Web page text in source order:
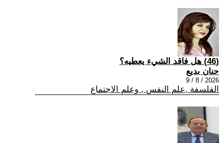
(46) هل فاقد الشيء يعطيه؟
حنان بديع
2026 / 8 / 9
الفلسفة ,علم النفس , وعلم الاجتماع